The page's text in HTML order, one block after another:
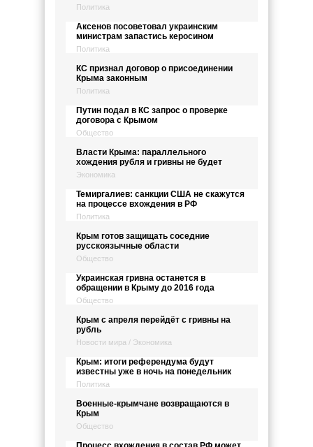
Политика
Аксенов посоветовал украинским
министрам запастись керосином
Политика
КС признал договор о присоединении
Крыма законным
Политика
Путин подал в КС запрос о проверке
договора с Крымом
Общество
Власти Крыма: параллельного
хождения рубля и гривны не будет
Экономика
Темиргалиев: санкции США не скажутся
на процессе вхождения в РФ
Политика
Крым готов защищать соседние
русскоязычные области
Общество
Украинская гривна останется в
обращении в Крыму до 2016 года
Общество
Крым с апреля перейдёт с гривны на
рубль
Новости мира / Экономика
Крым: итоги референдума будут
известны уже в ночь на понедельник
Политика
Военные-крымчане возвращаются в
Крым
Общество